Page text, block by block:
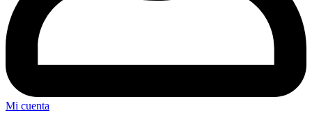
Mi cuenta